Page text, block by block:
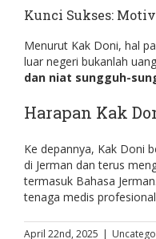
Kunci Sukses:
Menurut Kak Doni, hal
luar negeri bukanlah
dan niat sungguh-
Harapan Kak
Ke depannya, Kak Doni
di Jerman dan terus
termasuk Bahasa
tenaga medis
April 22nd, 2025 |